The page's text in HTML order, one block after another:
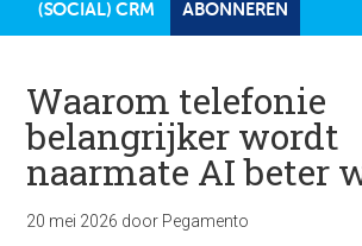
(SOCIAL) CRM ABONNEREN
Waarom telefonie
belangrijker wordt
naarmate AI beter
20 mei 2026 door Pegamento